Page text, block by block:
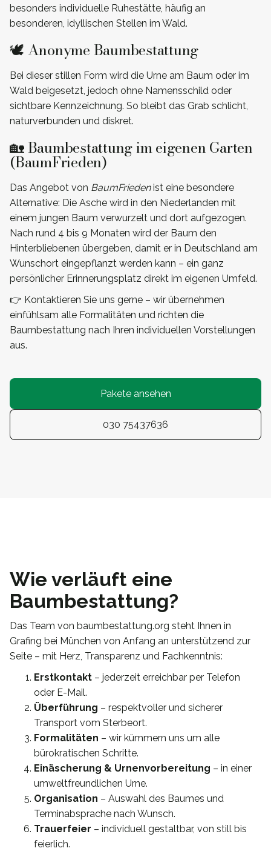
besonders individuelle Ruhestätte, häufig an
besonderen, idyllischen Stellen im Wald.
🕊️ Anonyme Baumbestattung
Bei dieser stillen Form wird die Urne am Baum oder im
Wald beigesetzt, jedoch ohne Namensschild oder
sichtbare Kennzeichnung. So bleibt das Grab schlicht,
naturverbunden und diskret.
🏡 Baumbestattung im eigenen Garten
(BaumFrieden)
Das Angebot von BaumFriedenist eine besondere
Alternative: Die Asche wird in den Niederlanden mit
einem jungen Baum verwurzelt und dort aufgezogen.
Nach rund 4 bis 9 Monaten wird der Baum den
Hinterbliebenen übergeben, damit er in Deutschland am
Wunschort eingepflanzt werden kann – ein ganz
persönlicher Erinnerungsplatz direkt im eigenen Umfeld.
👉 Kontaktieren Sie uns gerne – wir übernehmen
einfühlsam alle Formalitäten und richten die
Baumbestattung nach Ihren individuellen Vorstellungen
aus.
Pakete ansehen
030 75437636
Wie verläuft eine
Baumbestattung?
Das Team von baumbestattung.org steht Ihnen in
Grafing bei München von Anfang an unterstützend zur
Seite – mit Herz, Transparenz und Fachkenntnis:
Erstkontakt – jederzeit erreichbar per Telefon
oder E-Mail.
Überführung – respektvoller und sicherer
Transport vom Sterbeort.
Formalitäten – wir kümmern uns um alle
bürokratischen Schritte.
Einäscherung & Urnenvorbereitung – in einer
umweltfreundlichen Urne.
Organisation – Auswahl des Baumes und
Terminabsprache nach Wunsch.
Trauerfeier – individuell gestaltbar, von still bis
feierlich.